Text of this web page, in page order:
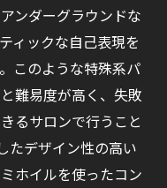
ンダーグラウンドな
ィックな自己表現を
このような特殊系パ
難易度が高く、失敗
るサロンで行うこと
たデザイン性の高い
ホイルを使ったコン